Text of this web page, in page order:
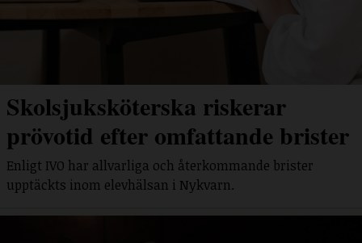
Skolsjuksköterska riskerar
prövotid efter omfattande brister
Enligt IVO har allvarliga och återkommande brister
upptäckts inom elevhälsan i Nykvarn.